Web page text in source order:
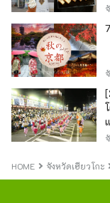
HOME จังหวัดเฮียวโกะ